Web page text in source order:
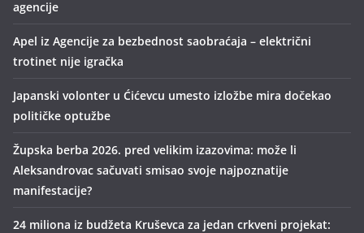
agencije
Apel iz Agencije za bezbednost saobraćaja – električni
trotinet nije igračka
Japanski volonter u Ćićevcu umesto izložbe mira dočekao
političke optužbe
Župska berba 2026. pred velikim izazovima: može li
Aleksandrovac sačuvati smisao svoje najpoznatije
manifestacije?
24 miliona iz budžeta Kruševca za jedan crkveni projekat: